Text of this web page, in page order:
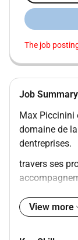
The job
Job Summary
Max Piccinini
domaine de
dentreprises.
travers ses
et leur
View more